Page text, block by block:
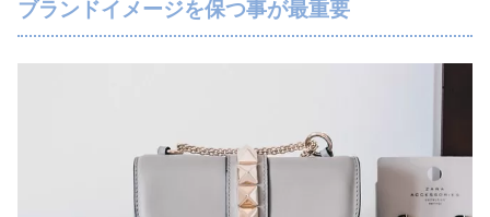
ブランドイメージを保つ事が最重要